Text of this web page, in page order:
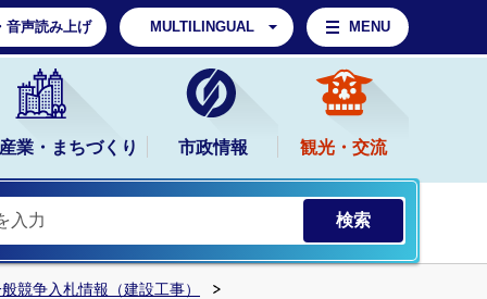
音声読み上げ MULTILINGUAL MENU
業・まちづくり 市政情報 観光・交流
競争入札情報（建設工事）